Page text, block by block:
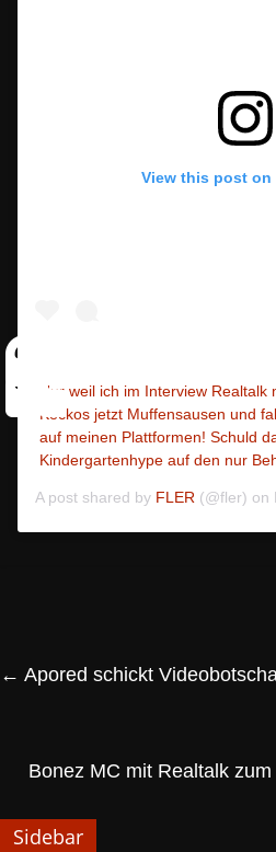
View this post on
Nur weil ich im Interview
Keckos jetzt Muffensausen und
auf meinen Plattformen! Schuld
Kindergartenhype auf den nur
A post shared by FLER (@fler) on
← Apored schickt
Bonez MC mit Realtalk
Sidebar